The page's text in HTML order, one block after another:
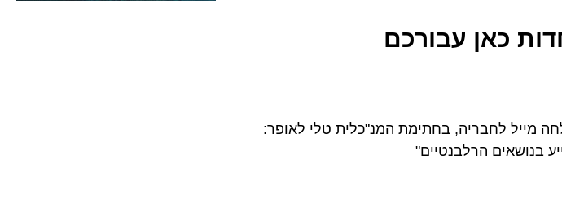
כאן עבורכם
לחבריה, בחתימת המנ"כלית טלי לאופר:
הרלבנטיים"